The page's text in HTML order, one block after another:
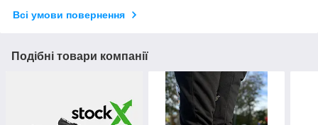
Всі умови повернення
Подібні товари компанії